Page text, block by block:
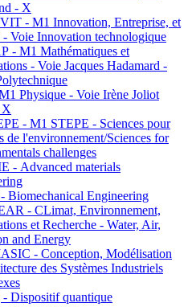
- X
- M1 Innovation, Entreprise, et
- Voie Innovation technologique
- M1 Mathématiques et
- Voie Jacques Hadamard -
Physique - Voie Irène Joliot
X
- M1 STEPE - Sciences pour
de l'environnement/Sciences for
challenges
- Advanced materials
Biomechanical Engineering
- CLimat, Environnement,
et Recherche - Water, Air,
and Energy
- Conception, Modélisation
des Systèmes Industriels
Dispositif quantique